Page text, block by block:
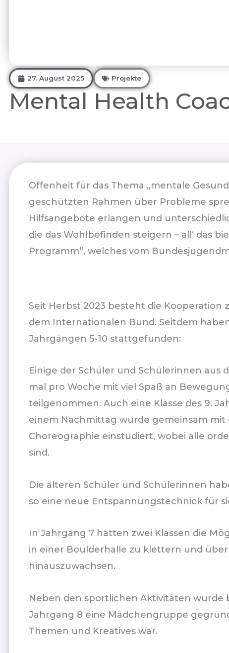
27. August 2025 Projekte
Mental Health
Offenheit für das Thema „mentale
geschützten Rahmen über Probleme
Hilfsangebote erlangen und
die das Wohlbefinden steigern – all‘ das
Programm“, welches vom
Seit Herbst 2023 besteht die Kooperation
dem Internationalen Bund. Seitdem
Jahrgängen 5-10 stattgefunden:
Einige der Schüler und Schülerinnen aus
mal pro Woche mit viel Spaß an
teilgenommen. Auch eine Klasse des 9.
einem Nachmittag wurde gemeinsam mit
Choreographie einstudiert, wobei alle
sind.
Die älteren Schüler und Schülerinnen
so eine neue Entspannungstechnick für
In Jahrgang 7 hatten zwei Klassen die
in einer Boulderhalle zu klettern und
hinauszuwachsen.
Neben den sportlichen Aktivitäten wurde
Jahrgang 8 eine Mädchengruppe
Themen und Kreatives war.